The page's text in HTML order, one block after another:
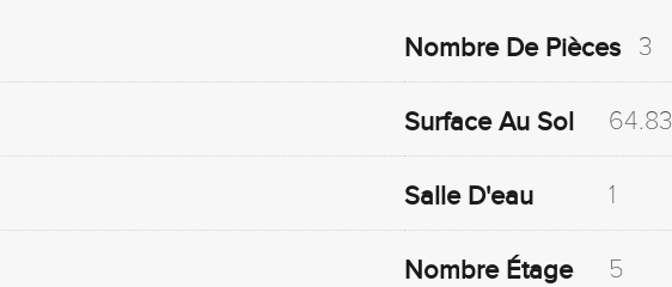
Nombre De Pièces 3
Surface Au Sol 64.83
Salle D'eau 1
Nombre Étage 5